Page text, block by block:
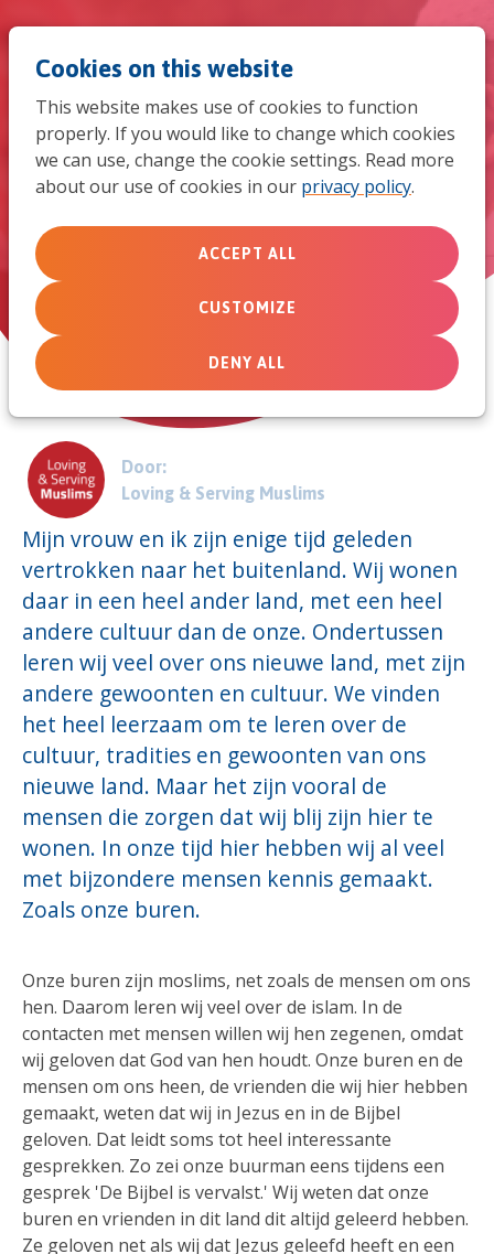
Cookies on this website
This website makes use of cookies to function
properly. If you would like to change which cookies
we can use, change the cookie settings. Read more
about our use of cookies in our privacy policy.
ACCEPT ALL
CUSTOMIZE
DENY ALL
Een zegen voor de mensen om
ons heen
Een verhaal van zendelingen in een moslimland
June 5, 2023
Door:
Loving & Serving Muslims
Mijn vrouw en ik zijn enige tijd geleden
vertrokken naar het buitenland. Wij wonen
daar in een heel ander land, met een heel
andere cultuur dan de onze. Ondertussen
leren wij veel over ons nieuwe land, met zijn
andere gewoonten en cultuur. We vinden
het heel leerzaam om te leren over de
cultuur, tradities en gewoonten van ons
nieuwe land. Maar het zijn vooral de
mensen die zorgen dat wij blij zijn hier te
wonen. In onze tijd hier hebben wij al veel
met bijzondere mensen kennis gemaakt.
Zoals onze buren.
Onze buren zijn moslims, net zoals de mensen om ons
hen. Daarom leren wij veel over de islam. In de
contacten met mensen willen wij hen zegenen, omdat
wij geloven dat God van hen houdt. Onze buren en de
mensen om ons heen, de vrienden die wij hier hebben
gemaakt, weten dat wij in Jezus en in de Bijbel
geloven. Dat leidt soms tot heel interessante
gesprekken. Zo zei onze buurman eens tijdens een
gesprek 'De Bijbel is vervalst.' Wij weten dat onze
buren en vrienden in dit land dit altijd geleerd hebben.
Ze geloven net als wij dat Jezus geleefd heeft en een